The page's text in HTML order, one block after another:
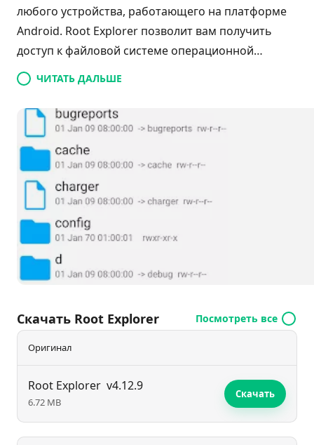
любого устройства, работающего на платформе
Android. Root Explorer позволит вам получить
доступ к файловой системе операционной
системы, раскрывая даже невидимые данные.
ЧИТАТЬ ДАЛЬШЕ
Скачать Root Explorer Посмотреть все
Оригинал
Root Explorer v4.12.9
6.72 MB
Скачать